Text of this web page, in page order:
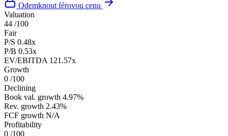
Odemknout férovou cenu
Valuation
44 /100
Fair
P/S 0.48x
P/B 0.53x
EV/EBITDA 121.57x
Growth
0 /100
Declining
Book val. growth 4.97%
Rev. growth 2.43%
FCF growth N/A
Profitability
0 /100